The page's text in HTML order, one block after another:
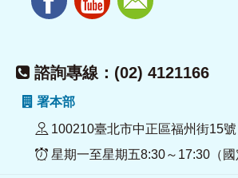
諮詢專線：(02) 4121166
署本部
100210臺北市中正區福州街15號
星期一至星期五8:30～17:30（國